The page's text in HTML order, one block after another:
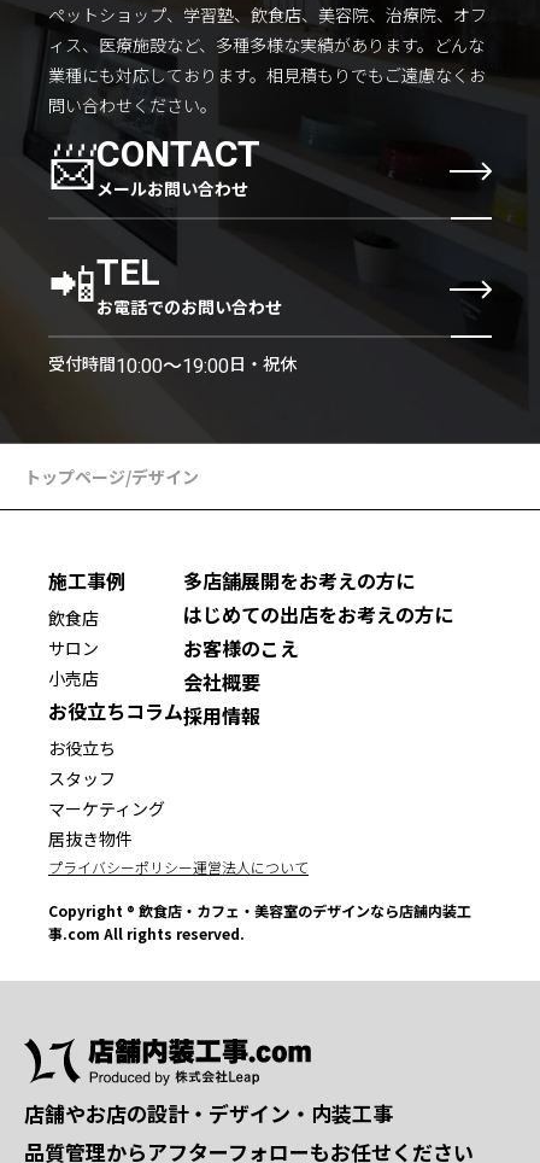
ペットショップ、学習塾、飲食店、美容院、治療院、オフ
ィス、医療施設など、多種多様な実績があります。 どんな
業種にも対応しております。 相見積もりでもご遠慮なくお
問い合わせください。
📨CONTACT
メールお問い合わせ
📲TEL
お電話でのお問い合わせ
受付時間10:00〜19:00日・祝休
トップページ/デザイン
施工事例
飲食店
サロン
小売店
お役立ちコラム
お役立ち
スタッフ
マーケティング
居抜き物件
多店舗展開をお考えの方に
はじめての出店をお考えの方に
お客様のこえ
会社概要
採用情報
プライバシーポリシー運営法人について
Copyright ® 飲食店・カフェ・美容室のデザインなら店舗内装工
事.com All rights reserved.
店舗やお店の設計・デザイン・内装工事
品質管理からアフターフォローもお任せください